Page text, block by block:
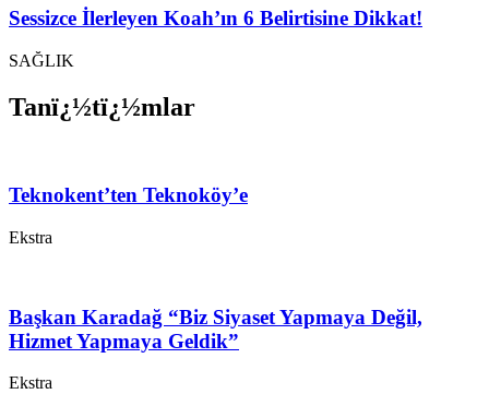
Sessizce İlerleyen Koah’ın 6 Belirtisine Dikkat!
SAĞLIK
Tanï¿½tï¿½mlar
Teknokent’ten Teknoköy’e
Ekstra
Başkan Karadağ “Biz Siyaset Yapmaya Değil,
Hizmet Yapmaya Geldik”
Ekstra